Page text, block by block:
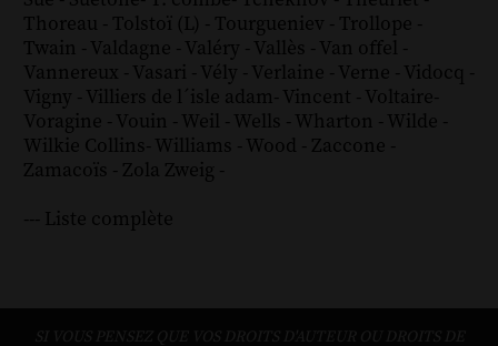
Thoreau - Tolstoï (L) - Tourgueniev - Trollope -
Twain - Valdagne - Valéry - Vallès - Van offel -
Vannereux - Vasari - Vély - Verlaine - Verne - Vidocq -
Vigny - Villiers de l´isle adam- Vincent - Voltaire-
Voragine - Vouin - Weil - Wells - Wharton - Wilde -
Wilkie Collins- Williams - Wood - Zaccone -
Zamacoïs - Zola Zweig -
--- Liste complète